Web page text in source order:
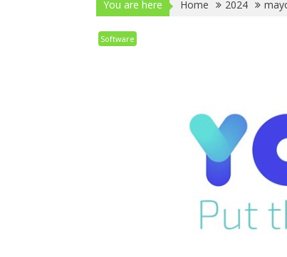
You are here Home 2024
Software